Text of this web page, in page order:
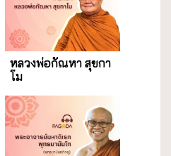
หลวงพ่อกัณหา สุขกา
โม